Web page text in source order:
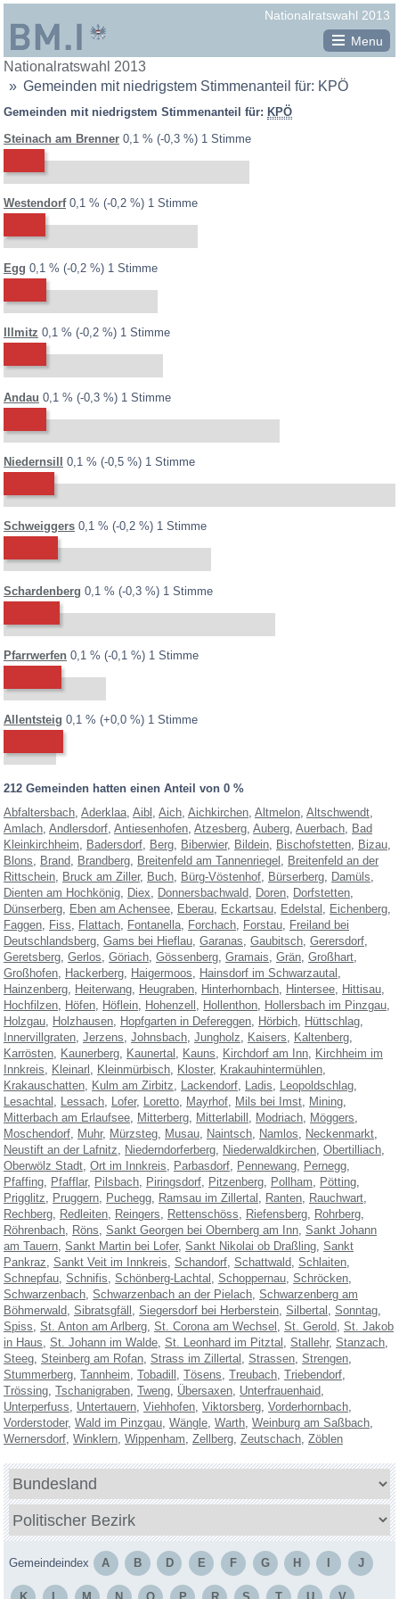
Nationalratswahl 2013
BM.I
Bundesministerium
für
Inneres
Österreich
Menu
Sie
befinden
sich
Nationalratswahl 2013
Gemeinden mit niedrigstem Stimmenanteil für: KPÖ
Gemeinden mit niedrigstem Stimmenanteil für: KPÖ
Steinach am Brenner 2013:
0,1 % 2008:
0,4 %
Differenz:
-0,3 % 1 Stimme
Westendorf 2013:
0,1 % 2008:
0,3 %
Differenz:
-0,2 % 1 Stimme
Egg 2013:
0,1 % 2008:
0,2 %
Differenz:
-0,2 % 1 Stimme
Illmitz 2013:
0,1 % 2008:
0,2 %
Differenz:
-0,2 % 1 Stimme
Andau 2013:
0,1 % 2008:
0,4 %
Differenz:
-0,3 % 1 Stimme
Niedernsill 2013:
0,1 % 2008:
0,6 %
Differenz:
-0,5 % 1 Stimme
Schweiggers 2013:
0,1 % 2008:
0,3 %
Differenz:
-0,2 % 1 Stimme
Schardenberg 2013:
0,1 % 2008:
0,4 %
Differenz:
-0,3 % 1 Stimme
Pfarrwerfen 2013:
0,1 % 2008:
0,1 %
Differenz:
-0,1 % 1 Stimme
Allentsteig 2013:
0,1 % 2008:
0,1 %
Differenz:
+0,0 % 1 Stimme
212 Gemeinden hatten einen Anteil von 0 %
Abfaltersbach Aderklaa Aibl Aich Aichkirchen Altmelon Altschwendt
Amlach Andlersdorf Antiesenhofen Atzesberg Auberg Auerbach Bad
Kleinkirchheim
Badersdorf Berg Biberwier Bildein Bischofstetten Bizau
Blons
Brand Brandberg Breitenfeld am Tannenriegel
Breitenfeld an der
Rittschein Bruck am Ziller Buch Bürg-Vöstenhof Bürserberg Damüls
Dienten am Hochkönig Diex Donnersbachwald Doren Dorfstetten
Dünserberg Eben am Achensee Eberau Eckartsau Edelstal
Eichenberg
Faggen Fiss Flattach Fontanella Forchach Forstau Freiland bei
Deutschlandsberg Gams bei Hieflau Garanas Gaubitsch Gerersdorf
Geretsberg Gerlos Göriach Gössenberg Gramais Grän Großhart
Großhofen Hackerberg Haigermoos
Hainsdorf im Schwarzautal
Hainzenberg Heiterwang Heugraben Hinterhornbach Hintersee Hittisau
Hochfilzen Höfen Höflein Hohenzell Hollenthon Hollersbach im Pinzgau
Holzgau Holzhausen Hopfgarten in Defereggen Hörbich Hüttschlag
Innervillgraten Jerzens Johnsbach Jungholz Kaisers
Kaltenberg
Karrösten Kaunerberg Kaunertal Kauns Kirchdorf am Inn Kirchheim im
Innkreis
Kleinarl Kleinmürbisch Kloster Krakauhintermühlen
Krakauschatten Kulm am Zirbitz Lackendorf Ladis
Leopoldschlag
Lesachtal
Lessach Lofer Loretto Mayrhof Mils bei Imst Mining
Mitterbach am Erlaufsee Mitterberg Mitterlabill Modriach Möggers
Moschendorf Muhr Mürzsteg Musau Naintsch Namlos
Neckenmarkt
Neustift an der Lafnitz
Niederndorferberg Niederwaldkirchen Obertilliach
Oberwölz Stadt Ort im Innkreis Parbasdorf Pennewang Pernegg
Pfaffing Pfafflar Pilsbach Piringsdorf Pitzenberg Pollham
Pötting
Prigglitz
Pruggern Puchegg Ramsau im Zillertal Ranten Rauchwart
Rechberg Redleiten Reingers Rettenschöss Riefensberg Rohrberg
Röhrenbach Röns Sankt Georgen bei Obernberg am Inn Sankt Johann
am Tauern Sankt Martin bei Lofer Sankt Nikolai ob Draßling Sankt
Pankraz Sankt Veit im Innkreis Schandorf Schattwald Schlaiten
Schnepfau Schnifis Schönberg-Lachtal Schoppernau Schröcken
Schwarzenbach Schwarzenbach an der Pielach Schwarzenberg am
Böhmerwald Sibratsgfäll Siegersdorf bei Herberstein Silbertal Sonntag
Spiss St. Anton am Arlberg St. Corona am Wechsel St. Gerold St. Jakob
in Haus St. Johann im Walde St. Leonhard im Pitztal Stallehr Stanzach
Steeg Steinberg am Rofan Strass im Zillertal Strassen Strengen
Stummerberg Tannheim Tobadill Tösens Treubach Triebendorf
Trössing Tschanigraben Tweng Übersaxen Unterfrauenhaid
Unterperfuss
Untertauern Viehhofen Viktorsberg Vorderhornbach
Vorderstoder Wald im Pinzgau Wängle Warth Weinburg am Saßbach
Wernersdorf Winklern Wippenham Zellberg Zeutschach Zöblen
Minima-Maxima-Analyse
Gemeinden mit der höchsten Wahlbeteiligung
Gemeinden mit der niedrigsten Wahlbeteiligung
SPÖ
ÖVP FPÖ BZÖ
PIRAT
CPÖ WANDL M EUAUS
PIRAT
CPÖ WANDL
Gemeinden mit größtem Zugewinn für ..
SPÖ
ÖVP FPÖ BZÖ
Gemeinden mit größtem Verlust für ..
SPÖ
ÖVP FPÖ BZÖ GRÜNE KPÖ
Bundesland
Politischer
Bezirk
Gemeindeindex A B D E F G H I J